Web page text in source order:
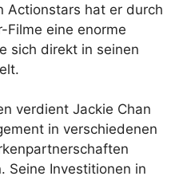
Actionstars hat er durch
Filme eine enorme
sich direkt in seinen
verdient Jackie Chan
in verschiedenen
Seine Investitionen in